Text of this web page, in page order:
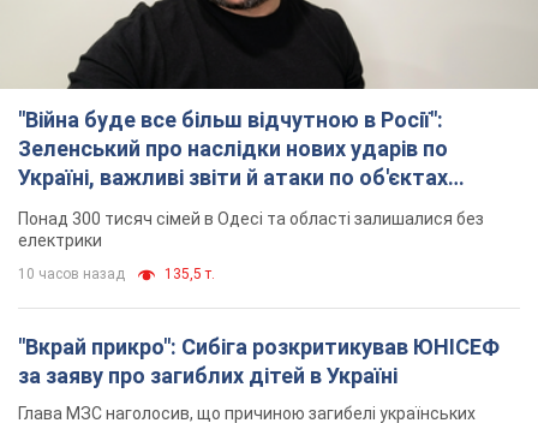
"Війна буде все більш відчутною в Росії":
Зеленський про наслідки нових ударів по
Україні, важливі звіти й атаки по об'єктах
ворога. Відео
Понад 300 тисяч сімей в Одесі та області залишалися без
електрики
10 часов назад 135,5 т.
"Вкрай прикро": Сибіга розкритикував ЮНІСЕФ
за заяву про загиблих дітей в Україні
Глава МЗС наголосив, що причиною загибелі українських